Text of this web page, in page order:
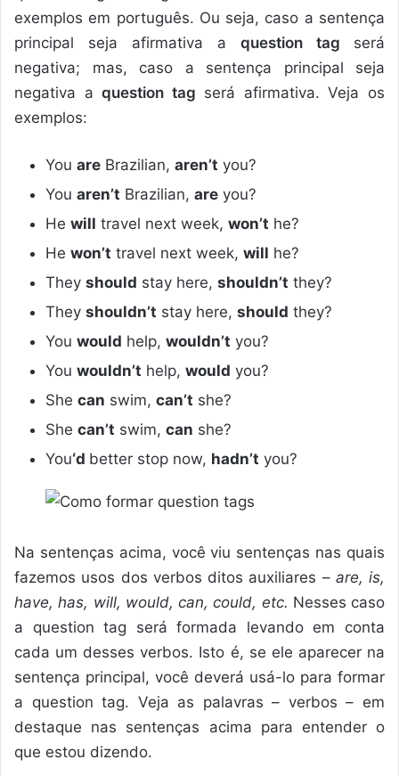
exemplos em português. Ou seja, caso a sentença
principal seja afirmativa a question tag
será
negativa; mas, caso a sentença principal seja
negativa aquestion tag será afirmativa. Veja os
exemplos:
You are Brazilian, aren’t you?
You aren’t Brazilian, are you?
He will travel next week, won’t he?
He won’t travel next week, will he?
They should stay here, shouldn’t they?
They shouldn’t stay here, should they?
You would help, wouldn’t you?
You wouldn’t help, would you?
She can swim, can’t she?
She can’t swim, can she?
You‘d better stop now, hadn’t you?
Na sentenças acima, você viu sentenças nas quais
fazemos usos dos verbos ditos auxiliares – are, is,
have, has, will, would, can, could, etc. Nesses caso
a question tag será formada levando em conta
cada um desses verbos. Isto é, se ele aparecer na
sentença principal, você deverá usá-lo para formar
a question tag. Veja as palavras – verbos – em
destaque nas sentenças acima para entender o
que estou dizendo.